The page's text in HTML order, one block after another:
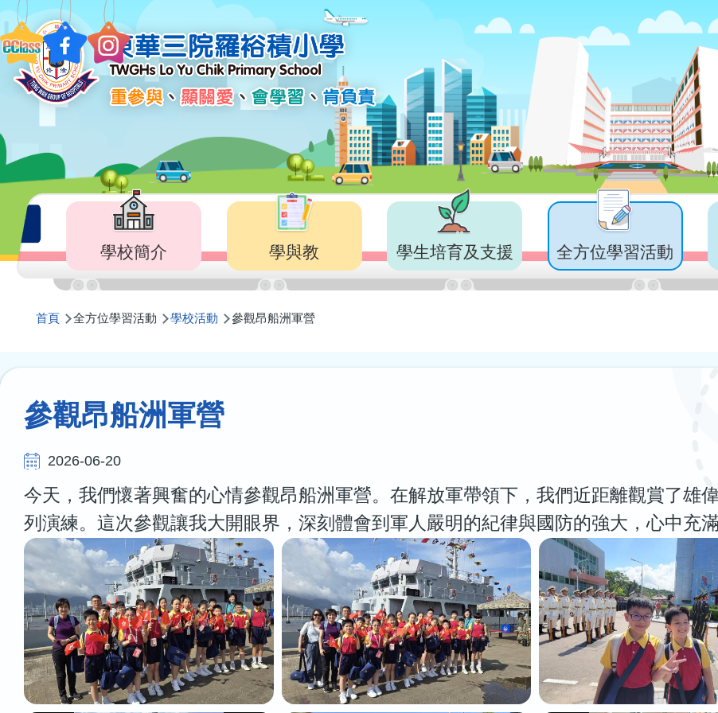
移至主內容
Main
navigation
學校簡介 學與教 學生培育及支援 全方位學習活動
導
航
連
首頁 全方位學習活動 學校活動 參觀昂船洲軍營
參觀昂船洲軍營
2026-06-20
今天，我們懷著興奮的心情參觀昂船洲軍營。在解放軍帶領下，我們近距離觀賞了雄
列演練。這次參觀讓我大開眼界，深刻體會到軍人嚴明的紀律與國防的強大，心中充滿